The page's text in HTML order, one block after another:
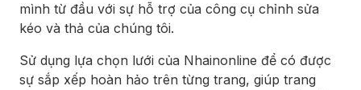
mình từ đầu với sự hỗ trợ của công cụ chỉnh sửa
kéo và thả của chúng tôi.
Sử dụng lựa chọn lưới của Nhainonline để có được
sự sắp xếp hoàn hảo trên từng trang, giúp trang